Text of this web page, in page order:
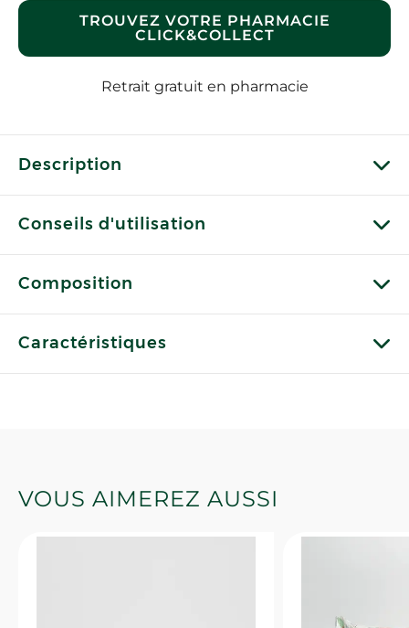
TROUVEZ VOTRE PHARMACIE
CLICK&COLLECT
Retrait gratuit en pharmacie
Description
Conseils d'utilisation
Composition
Caractéristiques
VOUS AIMEREZ AUSSI